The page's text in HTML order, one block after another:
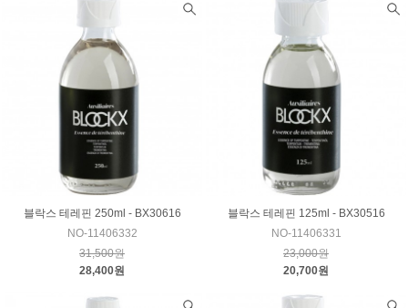
블락스 테레핀 250ml - BX30616
NO-11406332
31,500원
28,400원
블락스 테레핀 125ml - BX30516
NO-11406331
23,000원
20,700원